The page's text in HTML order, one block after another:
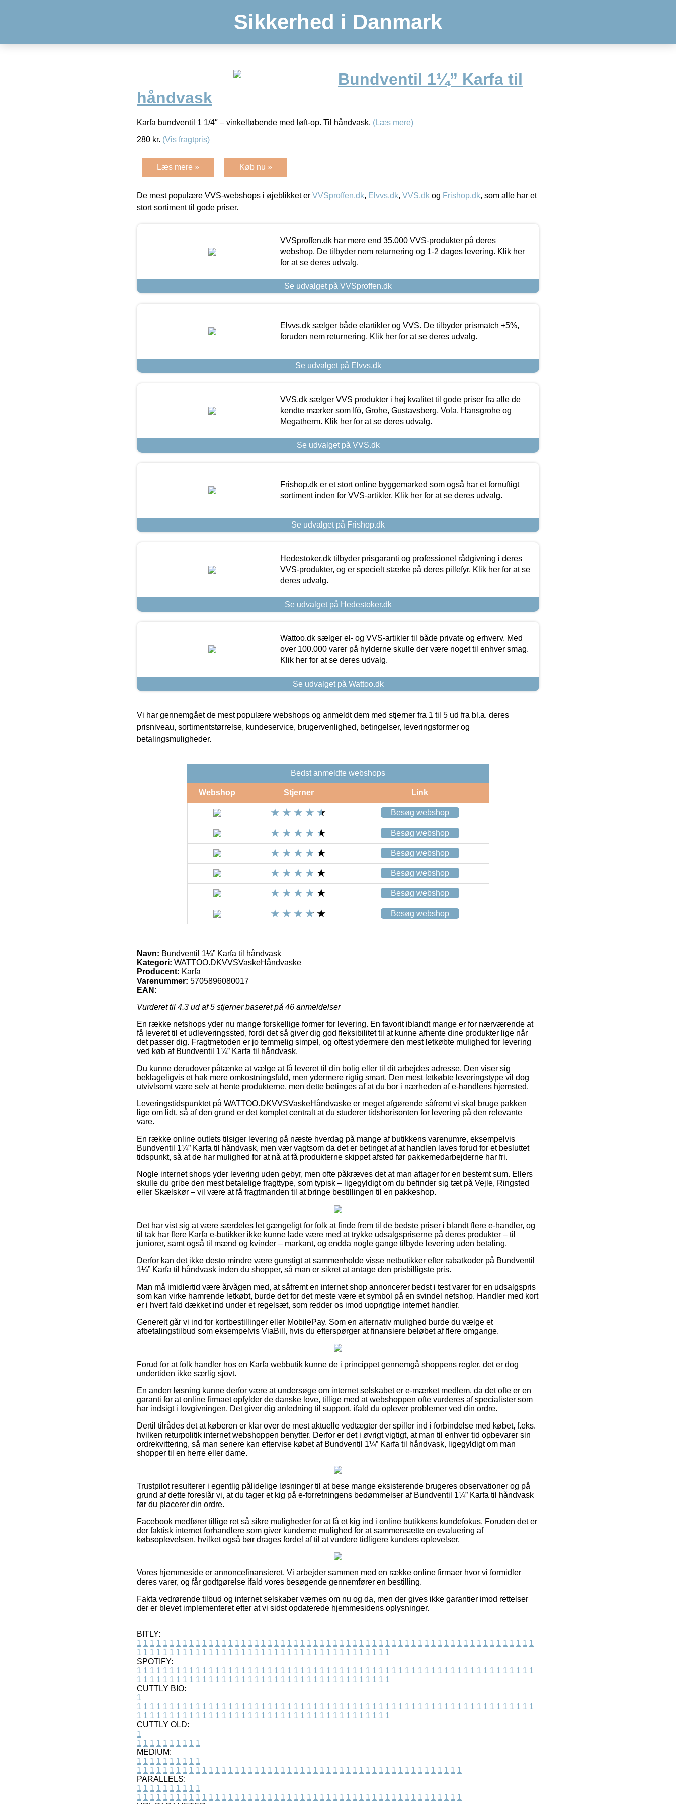
Sikkerhed i Danmark
Bundventil 1¼” Karfa til
håndvask
Karfa bundventil 1 1/4″ – vinkelløbende med løft-op. Til håndvask. (Læs mere)
280 kr. (Vis fragtpris)
Læs mere » Køb nu »
De mest populære VVS-webshops i øjeblikket er VVSproffen.dk, Elvvs.dk, VVS.dk og Frishop.dk, som alle har et
stort sortiment til gode priser.
VVSproffen.dk har mere end 35.000 VVS-produkter på deres
webshop. De tilbyder nem returnering og 1-2 dages levering. Klik her
for at se deres udvalg.
Se udvalget på VVSproffen.dk
Elvvs.dk sælger både elartikler og VVS. De tilbyder prismatch +5%,
foruden nem returnering. Klik her for at se deres udvalg.
Se udvalget på Elvvs.dk
VVS.dk sælger VVS produkter i høj kvalitet til gode priser fra alle de
kendte mærker som Ifö, Grohe, Gustavsberg, Vola, Hansgrohe og
Megatherm. Klik her for at se deres udvalg.
Se udvalget på VVS.dk
Frishop.dk er et stort online byggemarked som også har et fornuftigt
sortiment inden for VVS-artikler. Klik her for at se deres udvalg.
Se udvalget på Frishop.dk
Hedestoker.dk tilbyder prisgaranti og professionel rådgivning i deres
VVS-produkter, og er specielt stærke på deres pillefyr. Klik her for at se
deres udvalg.
Se udvalget på Hedestoker.dk
Wattoo.dk sælger el- og VVS-artikler til både private og erhverv. Med
over 100.000 varer på hylderne skulle der være noget til enhver smag.
Klik her for at se deres udvalg.
Se udvalget på Wattoo.dk
Vi har gennemgået de mest populære webshops og anmeldt dem med stjerner fra 1 til 5 ud fra bl.a. deres
prisniveau, sortimentstørrelse, kundeservice, brugervenlighed, betingelser, leveringsformer og
betalingsmuligheder.
Bedst anmeldte webshops
Webshop Stjerner Link
Besøg webshop
Besøg webshop
Besøg webshop
Besøg webshop
Besøg webshop
Besøg webshop
Navn: Bundventil 1¼” Karfa til håndvask
Kategori: WATTOO.DKVVSVaskeHåndvaske
Producent: Karfa
Varenummer: 5705896080017
EAN:
Vurderet til 4.3 ud af 5 stjerner baseret på 46 anmeldelser
En række netshops yder nu mange forskellige former for levering. En favorit iblandt mange er for nærværende at
få leveret til et udleveringssted, fordi det så giver dig god fleksibilitet til at kunne afhente dine produkter lige når
det passer dig. Fragtmetoden er jo temmelig simpel, og oftest ydermere den mest letkøbte mulighed for levering
ved køb af Bundventil 1¼” Karfa til håndvask.
Du kunne derudover påtænke at vælge at få leveret til din bolig eller til dit arbejdes adresse. Den viser sig
beklageligvis et hak mere omkostningsfuld, men ydermere rigtig smart. Den mest letkøbte leveringstype vil dog
utvivlsomt være selv at hente produkterne, men dette betinges af at du bor i nærheden af e-handlens hjemsted.
Leveringstidspunktet på WATTOO.DKVVSVaskeHåndvaske er meget afgørende såfremt vi skal bruge pakken
lige om lidt, så af den grund er det komplet centralt at du studerer tidshorisonten for levering på den relevante
vare.
En række online outlets tilsiger levering på næste hverdag på mange af butikkens varenumre, eksempelvis
Bundventil 1¼” Karfa til håndvask, men vær vagtsom da det er betinget af at handlen laves forud for et besluttet
tidspunkt, så at de har mulighed for at nå at få produkterne skippet afsted før pakkemedarbejderne har fri.
Nogle internet shops yder levering uden gebyr, men ofte påkræves det at man aftager for en bestemt sum. Ellers
skulle du gribe den mest betalelige fragttype, som typisk – ligegyldigt om du befinder sig tæt på Vejle, Ringsted
eller Skælskør – vil være at få fragtmanden til at bringe bestillingen til en pakkeshop.
Det har vist sig at være særdeles let gængeligt for folk at finde frem til de bedste priser i blandt flere e-handler, og
til tak har flere Karfa e-butikker ikke kunne lade være med at trykke udsalgspriserne på deres produkter – til
juniorer, samt også til mænd og kvinder – markant, og endda nogle gange tilbyde levering uden betaling.
Derfor kan det ikke desto mindre være gunstigt at sammenholde visse netbutikker efter rabatkoder på Bundventil
1¼” Karfa til håndvask inden du shopper, så man er sikret at antage den prisbilligste pris.
Man må imidlertid være årvågen med, at såfremt en internet shop annoncerer bedst i test varer for en udsalgspris
som kan virke hamrende letkøbt, burde det for det meste være et symbol på en svindel netshop. Handler med kort
er i hvert fald dækket ind under et regelsæt, som redder os imod uoprigtige internet handler.
Generelt går vi ind for kortbestillinger eller MobilePay. Som en alternativ mulighed burde du vælge et
afbetalingstilbud som eksempelvis ViaBill, hvis du efterspørger at finansiere beløbet af flere omgange.
Forud for at folk handler hos en Karfa webbutik kunne de i princippet gennemgå shoppens regler, det er dog
undertiden ikke særlig sjovt.
En anden løsning kunne derfor være at undersøge om internet selskabet er e-mærket medlem, da det ofte er en
garanti for at online firmaet opfylder de danske love, tillige med at webshoppen ofte vurderes af specialister som
har indsigt i lovgivningen. Det giver dig anledning til support, ifald du oplever problemer ved din ordre.
Dertil tilrådes det at køberen er klar over de mest aktuelle vedtægter der spiller ind i forbindelse med købet, f.eks.
hvilken returpolitik internet webshoppen benytter. Derfor er det i øvrigt vigtigt, at man til enhver tid opbevarer sin
ordrekvittering, så man senere kan eftervise købet af Bundventil 1¼” Karfa til håndvask, ligegyldigt om man
shopper til en herre eller dame.
Trustpilot resulterer i egentlig pålidelige løsninger til at bese mange eksisterende brugeres observationer og på
grund af dette foreslår vi, at du tager et kig på e-forretningens bedømmelser af Bundventil 1¼” Karfa til håndvask
før du placerer din ordre.
Facebook medfører tillige ret så sikre muligheder for at få et kig ind i online butikkens kundefokus. Foruden det er
der faktisk internet forhandlere som giver kunderne mulighed for at sammensætte en evaluering af
købsoplevelsen, hvilket også bør drages fordel af til at vurdere tidligere kunders oplevelser.
Vores hjemmeside er annoncefinansieret. Vi arbejder sammen med en række online firmaer hvor vi formidler
deres varer, og får godtgørelse ifald vores besøgende gennemfører en bestilling.
Fakta vedrørende tilbud og internet selskaber værnes om nu og da, men der gives ikke garantier imod rettelser
der er blevet implementeret efter at vi sidst opdaterede hjemmesidens oplysninger.
BITLY:
1 1 1 1 1 1 1 1 1 1 1 1 1 1 1 1 1 1 1 1 1 1 1 1 1 1 1 1 1 1 1 1 1 1 1 1 1 1 1 1 1 1 1 1 1 1 1 1 1 1 1 1 1 1 1 1 1 1 1 1 1
1 1 1 1 1 1 1 1 1 1 1 1 1 1 1 1 1 1 1 1 1 1 1 1 1 1 1 1 1 1 1 1 1 1 1 1 1 1 1
SPOTIFY:
1 1 1 1 1 1 1 1 1 1 1 1 1 1 1 1 1 1 1 1 1 1 1 1 1 1 1 1 1 1 1 1 1 1 1 1 1 1 1 1 1 1 1 1 1 1 1 1 1 1 1 1 1 1 1 1 1 1 1 1 1
1 1 1 1 1 1 1 1 1 1 1 1 1 1 1 1 1 1 1 1 1 1 1 1 1 1 1 1 1 1 1 1 1 1 1 1 1 1 1
CUTTLY BIO:
1
1 1 1 1 1 1 1 1 1 1 1 1 1 1 1 1 1 1 1 1 1 1 1 1 1 1 1 1 1 1 1 1 1 1 1 1 1 1 1 1 1 1 1 1 1 1 1 1 1 1 1 1 1 1 1 1 1 1 1 1 1
1 1 1 1 1 1 1 1 1 1 1 1 1 1 1 1 1 1 1 1 1 1 1 1 1 1 1 1 1 1 1 1 1 1 1 1 1 1 1
CUTTLY OLD:
1
1 1 1 1 1 1 1 1 1 1
MEDIUM:
1 1 1 1 1 1 1 1 1 1
1 1 1 1 1 1 1 1 1 1 1 1 1 1 1 1 1 1 1 1 1 1 1 1 1 1 1 1 1 1 1 1 1 1 1 1 1 1 1 1 1 1 1 1 1 1 1 1 1 1
PARALLELS:
1 1 1 1 1 1 1 1 1 1
1 1 1 1 1 1 1 1 1 1 1 1 1 1 1 1 1 1 1 1 1 1 1 1 1 1 1 1 1 1 1 1 1 1 1 1 1 1 1 1 1 1 1 1 1 1 1 1 1 1